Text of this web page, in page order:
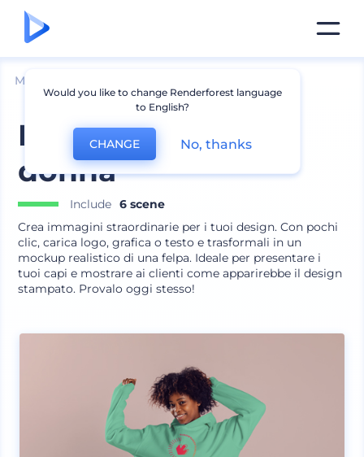
Mockup
Kit mockup felpe
donna
Include 6 scene
Crea immagini straordinarie per i tuoi design. Con pochi
clic, carica logo, grafica o testo e trasformali in un
mockup realistico di una felpa. Ideale per presentare i
tuoi capi e mostrare ai clienti come apparirebbe il design
stampato. Provalo oggi stesso!
Would you like to change Renderforest language
to English?
CHANGE No, thanks